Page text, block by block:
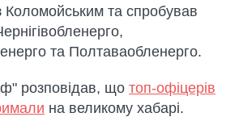
Коломойським та спробував
та Полтаваобленерго.
розповідав, що топ-офіцерів
на великому хабарі.